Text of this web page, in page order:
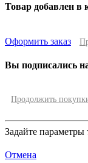
Товар добавлен в
Оформить заказ
Вы подписались
Продолжить
Задайте параметры
Отмена